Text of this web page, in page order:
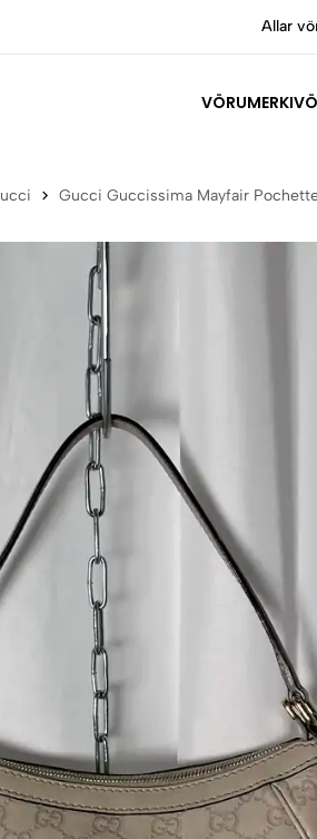
Íslands Allar
VÖRUMERKI
Gucci Guccissima Mayfair